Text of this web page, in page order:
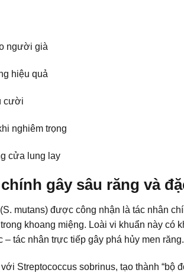
người già
hiệu quả
cười
nghiêm trọng
cửa lung lay
gây sâu răng và
(S. mutans) được công nhận là tác nhân
khoang miệng. Loài vi khuẩn này có
– tác nhân trực tiếp gây phá hủy men răng.
Streptococcus sobrinus, tạo thành “bộ